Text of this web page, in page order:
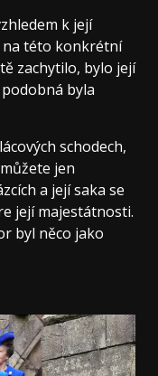
k její
na této konkrétní
zachytilo, bylo její
byla
schodech,
jen
a její saka se
její majestátnosti.
byl něco jako